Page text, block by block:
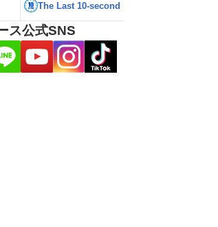
The Last 10-second
ス公式SNS